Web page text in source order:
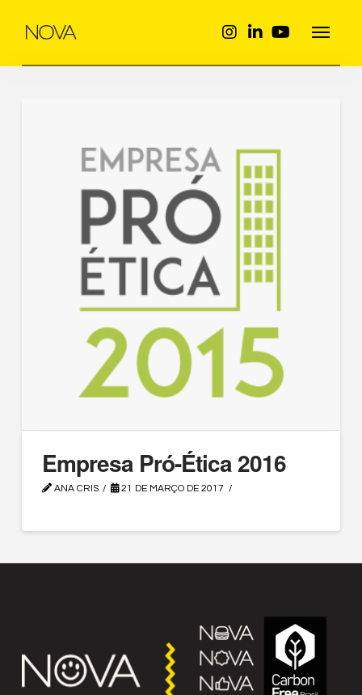
Empresa Pró-Ética 2016
ANA CRIS 21 DE MARÇO DE 2017